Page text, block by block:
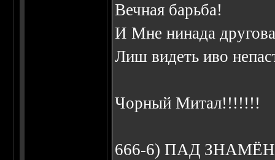
Вечная барьба!
И Мне нинада
Лиш видеть иво
Чорный Митал!!!!!!!
666-6) ПАД